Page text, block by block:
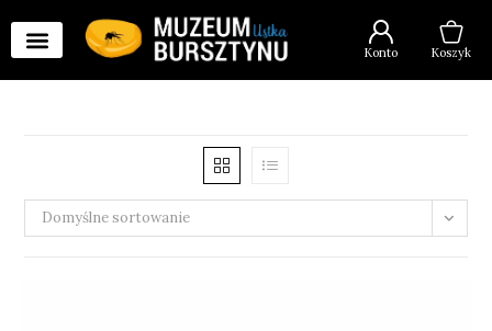
Konto Koszyk
Domyślne sortowanie